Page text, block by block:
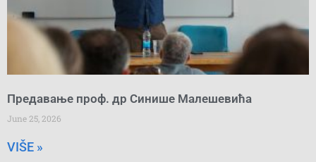
Предавање проф. др Синише Малешевића
June 25, 2026
VIŠE »